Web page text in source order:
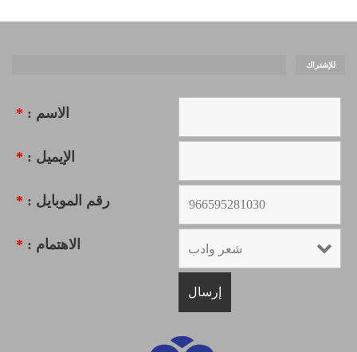
للإشتراك
الاسم : *
الإيميل : *
رقم الموبايل : *
الاهتمام : *